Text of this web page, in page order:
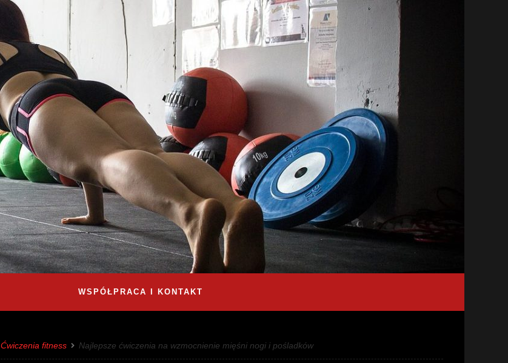
WSPÓŁPRACA I KONTAKT
Ćwiczenia fitness Najlepsze ćwiczenia na wzmocnienie mięśni nogi i pośladków